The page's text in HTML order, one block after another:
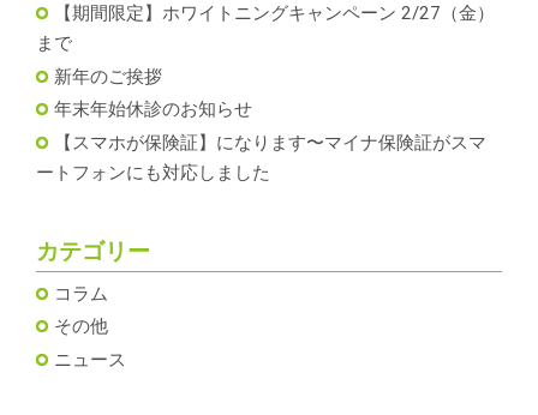
【期間限定】ホワイトニングキャンペーン 2/27（金）
まで
新年のご挨拶
年末年始休診のお知らせ
【スマホが保険証】になります〜マイナ保険証がスマ
ートフォンにも対応しました
カテゴリー
コラム
その他
ニュース